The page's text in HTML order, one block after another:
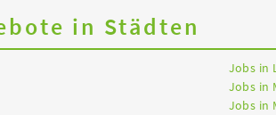
in Städten
Jobs in
Jobs in
Jobs in